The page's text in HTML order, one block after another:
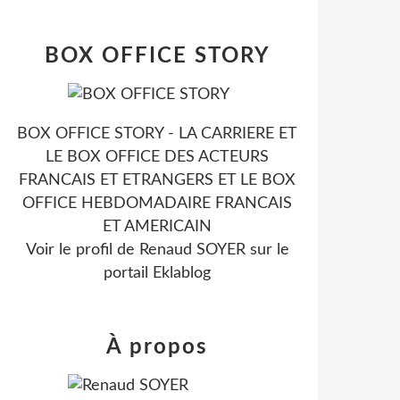
BOX OFFICE STORY
BOX OFFICE STORY - LA CARRIERE ET
LE BOX OFFICE DES ACTEURS
FRANCAIS ET ETRANGERS ET LE BOX
OFFICE HEBDOMADAIRE FRANCAIS
ET AMERICAIN
Voir le profil de Renaud SOYERsur le
portail Eklablog
À propos